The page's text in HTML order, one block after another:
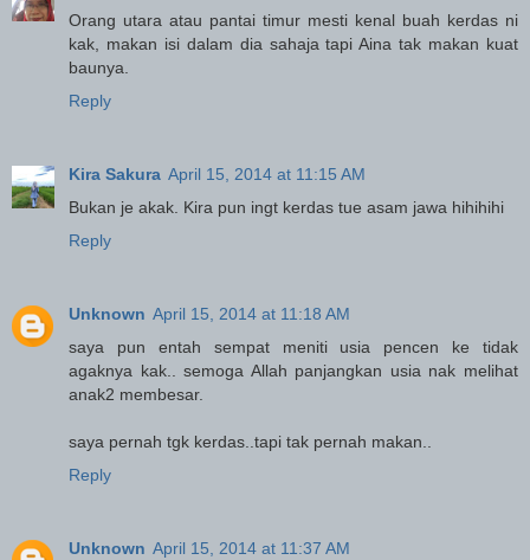
Orang utara atau pantai timur mesti kenal buah kerdas ni
kak, makan isi dalam dia sahaja tapi Aina tak makan kuat
baunya.
Reply
Kira Sakura April 15, 2014 at 11:15 AM
Bukan je akak. Kira pun ingt kerdas tue asam jawa hihihihi
Reply
Unknown April 15, 2014 at 11:18 AM
saya pun entah sempat meniti usia pencen ke tidak
agaknya kak.. semoga Allah panjangkan usia nak melihat
anak2 membesar.
saya pernah tgk kerdas..tapi tak pernah makan..
Reply
Unknown April 15, 2014 at 11:37 AM